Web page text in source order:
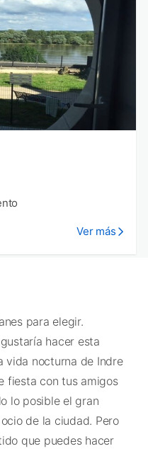
Ver más
para elegir.
hacer esta
vida nocturna de Indre
fiesta con tus amigos
lo posible el gran
de la ciudad. Pero
que puedes hacer